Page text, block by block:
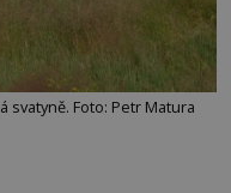
svatyně. Foto: Petr Matura